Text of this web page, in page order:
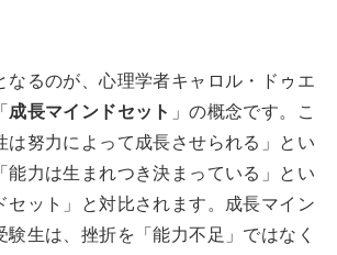
なるのが、心理学者キャロル・ドゥエ
成長マインドセット 」の概念です。こ
は努力によって成長させられる」とい
能力は生まれつき決まっている」とい
セット」と対比されます。成長マイン
験生は、挫折を「能力不足」ではなく